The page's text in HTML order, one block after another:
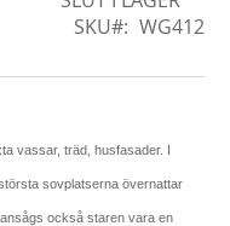
SKU
WG412
vassar, träd, husfasader. I
sovplatserna övernattar
också staren vara en